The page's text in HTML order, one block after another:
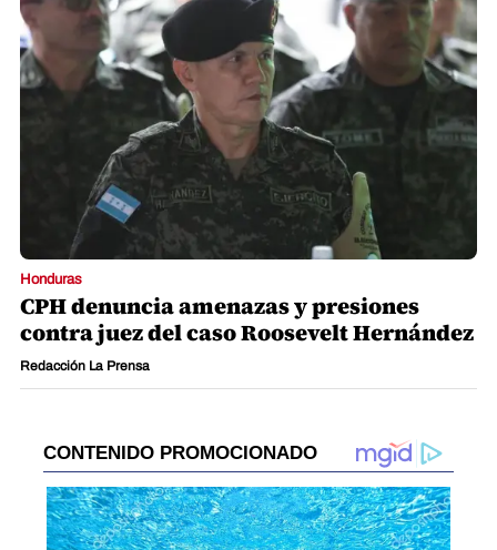
Honduras
CPH denuncia amenazas y presiones
contra juez del caso Roosevelt Hernández
Redacción La Prensa